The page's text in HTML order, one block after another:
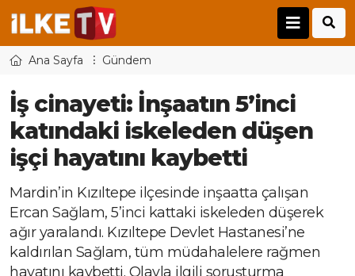
Ana Sayfa Gündem
İş cinayeti: İnşaatın 5’inci
katındaki iskeleden düşen
işçi hayatını kaybetti
Mardin’in Kızıltepe ilçesinde inşaatta çalışan
Ercan Sağlam, 5’inci kattaki iskeleden düşerek
ağır yaralandı. Kızıltepe Devlet Hastanesi’ne
kaldırılan Sağlam, tüm müdahalelere rağmen
hayatını kaybetti. Olayla ilgili soruşturma